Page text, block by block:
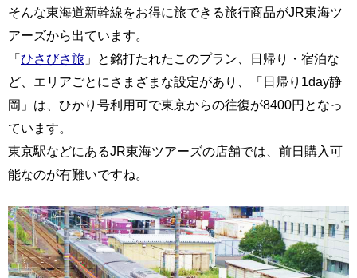
そんな東海道新幹線をお得に旅できる旅行商品がJR東海ツ
アーズから出ています。
「 ひさびさ旅 」と銘打たれたこのプラン、日帰り・宿泊な
ど、エリアごとにさまざまな設定があり、「日帰り1day静
岡」は、ひかり号利用可で東京からの往復が8400円となっ
ています。
東京駅などにあるJR東海ツアーズの店舗では、前日購入可
能なのが有難いですね。